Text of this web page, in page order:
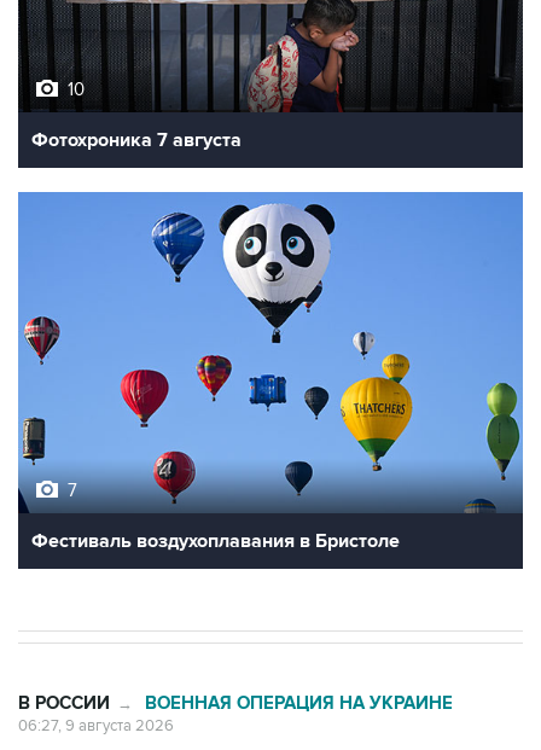
10
Фотохроника 7 августа
7
Фестиваль воздухоплавания в Бристоле
В РОССИИ → ВОЕННАЯ ОПЕРАЦИЯ НА УКРАИНЕ
06:27, 9 августа 2026